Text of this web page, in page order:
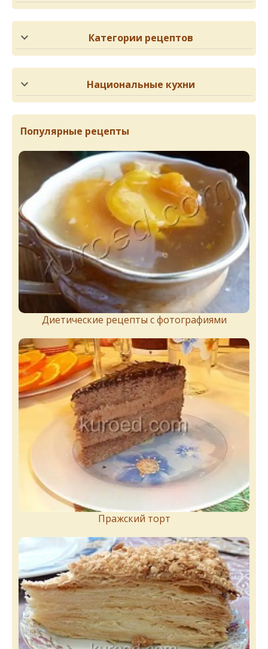
Категории рецептов
Национальные кухни
Популярные рецепты
Диетические рецепты с фотографиями
Пражский торт